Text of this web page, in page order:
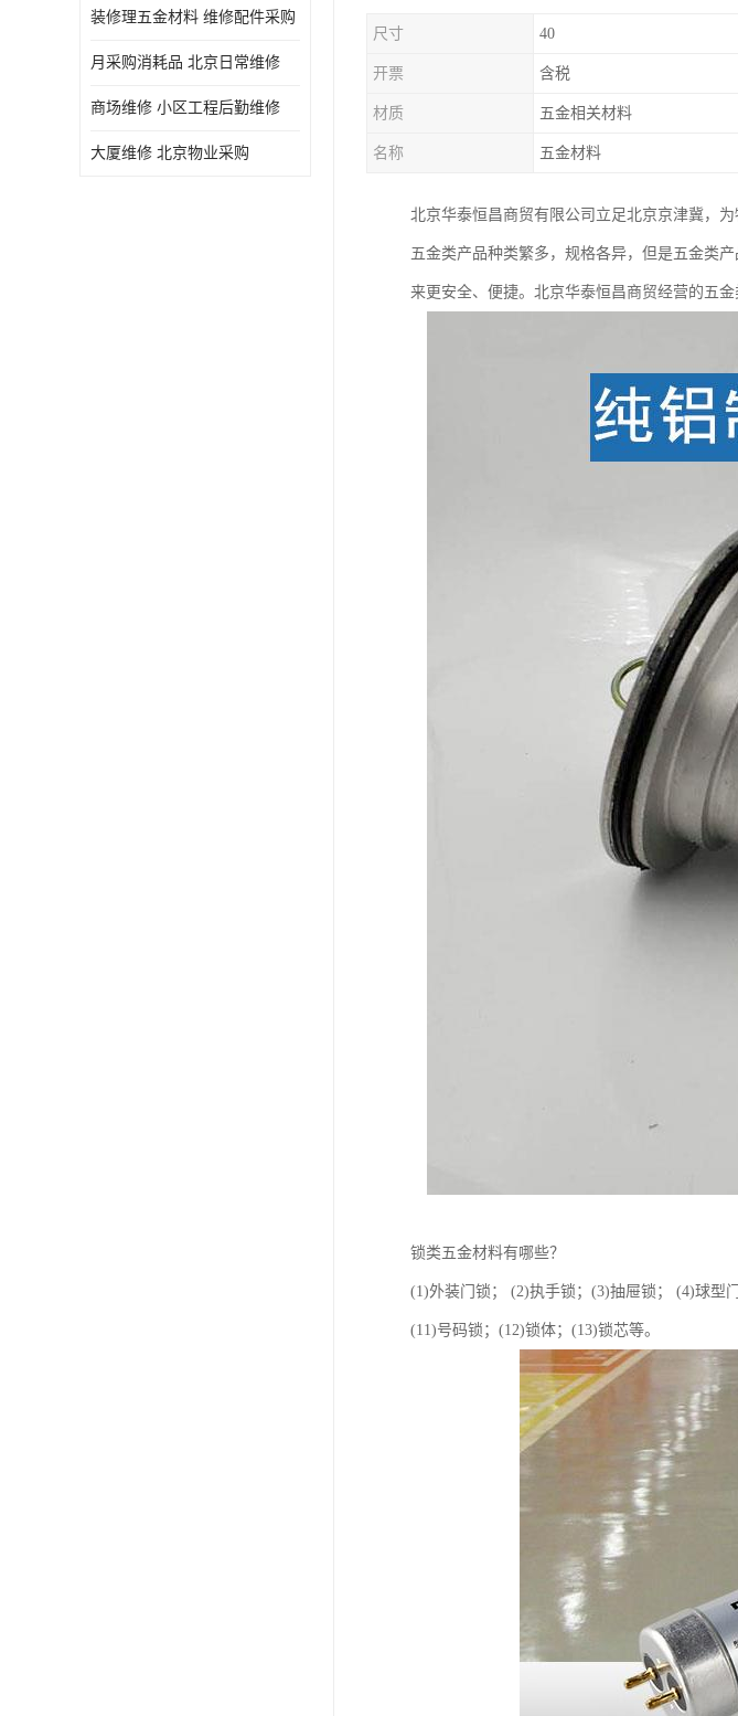
装修理五金材料 维修配件采购
月采购消耗品 北京日常维修
商场维修 小区工程后勤维修
大厦维修 北京物业采购
尺寸 40
开票 含税
材质 五金相关材料
名称 五金材料
北京华泰恒昌商贸有限公司立足北京京津冀，
五金类产品种类繁多，规格各异，但是五金类
来更安全、便捷。北京华泰恒昌商贸经营的五金
锁类五金材料有哪些？
(1)外装门锁； (2)执手锁；(3)抽屉锁； (4)球型
(11)号码锁；(12)锁体；(13)锁芯等。